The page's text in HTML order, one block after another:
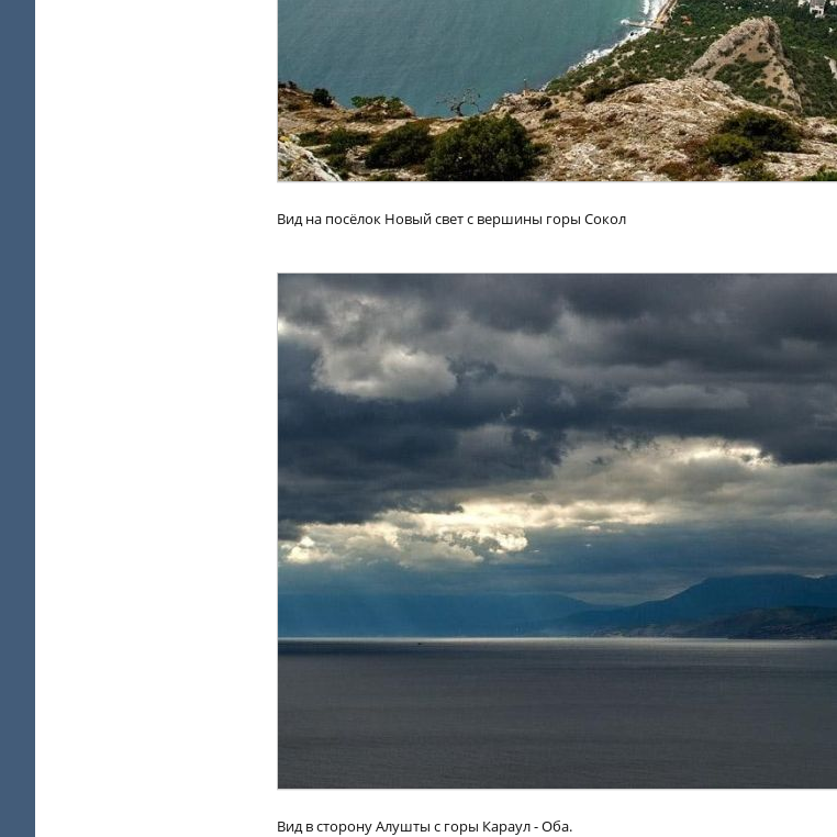
Вид на посёлок Новый свет с вершины горы Сокол
Вид в сторону Алушты с горы Караул - Оба.